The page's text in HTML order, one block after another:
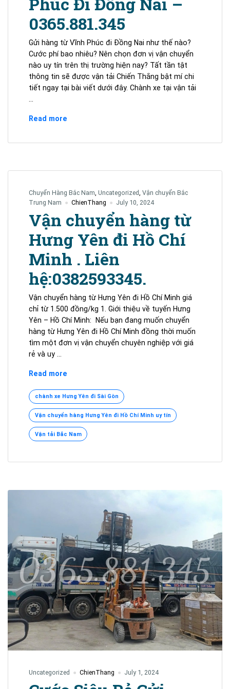
0365.881.345
Gửi hàng từ Vĩnh Phúc đi Đồng Nai như thế nào?
Cước phí bao nhiêu? Nên chọn đơn vị vận chuyển
nào uy tín trên thị trường hiện nay? Tất tần tật
thông tin sẽ được vận tải Chiến Thắng bật mí chi
tiết ngay tại bài viết dưới đây. Chành xe tại vận tải
…
Read more
Hàng
Nai
0365.881.345
Chuyển Hàng Bắc Nam Uncategorized Vận chuyển Bắc
Trung Nam
ChienThang July 10, 2024
Vận chuyển hàng từ
Hưng Yên đi Hồ Chí
Minh . Liên
hệ:0382593345.
Vận chuyển hàng từ Hưng Yên đi Hồ Chí Minh giá
chỉ từ 1.500 đồng/kg 1. Giới thiệu về tuyến Hưng
Yên – Hồ Chí Minh: Nếu bạn đang muốn chuyển
hàng từ Hưng Yên đi Hồ Chí Minh đồng thời muốn
tìm một đơn vị vận chuyển chuyên nghiệp với giá
rẻ và uy …
Read more
hàng
từ
Hưng
Yên
đi
Chí
hệ:0382593345.
chành xe Hưng Yên đi Sài Gòn
Vận chuyển hàng Hưng Yên đi Hồ Chí Minh uy tín
Vận tải Bắc Nam
Uncategorized ChienThang July 1, 2024